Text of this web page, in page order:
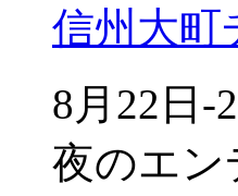
信州大町
8月22日-
夜のエ